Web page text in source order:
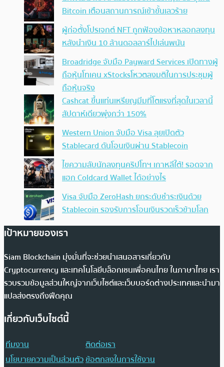
Bitcoin เตือนสถานการณ์เข้าขั้นเลวร้าย
ผู้ก่อตั้งโปรเจกต์ NFT ถูกฟ้องข้อหาหลอกลงทุน
หลังนำเงิน 10 ล้านดอลลาร์ไปเล่นพนัน
Broadridge จับมือ Payward Services เปิดทางผู้
ถือหุ้นโทเคน xStocksโหวตลงมติในการประชุมผู้
ถือหุ้นจริง
Cashcat ขึ้นแท่นเหรียญมีมที่โตแรงที่สุดในเวลานี้
สัปดาห์เดียวพุ่งกว่า 150%
Western Union จับมือ Visa ลุยเปิดตัว
Stablecard ดันโอนเงินผ่าน Stablecoin
ไขความลับนักลงทุนคริปโทฯ เกาหลีใต้! รอดจาก
แฮก Coldcard Wallet ได้อย่างไร
Visa จับมือ ZeroHash ยกระดับชำระเงินด้วย
Stablecoin รองรับการโอนเงินรวดเร็วข้ามโลก
เป้าหมายของเรา
Siam Blockchain มุ่งมั่นที่จะช่วยนำเสนอสารเกี่ยวกับ
Cryptocurrency และเทคโนโลยีบล็อกเชนเพื่อคนไทย ในภาษาไทย เรา
รวบรวมข้อมูลส่วนใหญ่จากเว็บไซต์และเว็บบอร์ดต่างประเทศและนำมา
แปลส่งตรงถึงฟีดคุณ
เกี่ยวกับเว็บไซต์นี้
ทีมงาน
ติดต่อเรา
นโยบายความเป็นส่วนตัวข้อตกลงในการใช้งาน